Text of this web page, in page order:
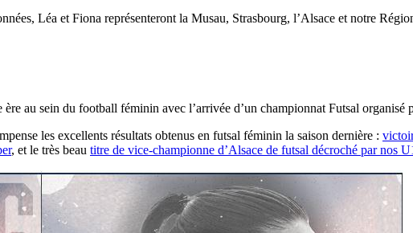
Léa et Fiona représenteront la Musau, Strasbourg, l’Alsace et notre
au sein du football féminin avec l’arrivée d’un championnat Futsal
les excellents résultats obtenus en futsal féminin la saison dernière :
, et le très beau titre de vice-championne d’Alsace de futsal décroché par nos